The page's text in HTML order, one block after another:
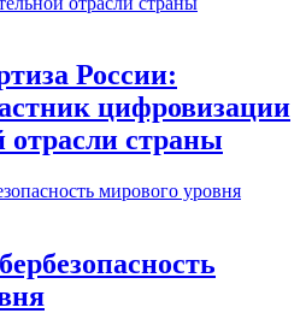
России:
цифровизации
отрасли страны